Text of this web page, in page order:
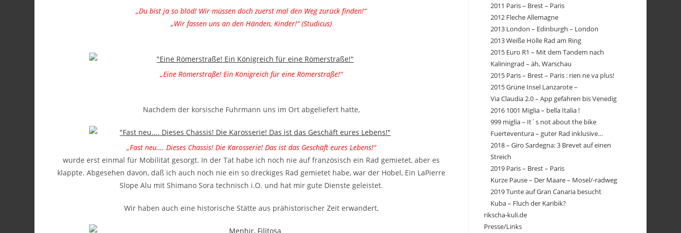
„Du bist ja so blöd! Wir müssen doch zuerst mal den Weg zurück finden!“
„Wir fassen uns an den Händen, Kinder!“ (Studicus)
„Eine Römerstraße! Ein Königreich für eine Römerstraße!“
Nachdem der korsische Fuhrmann uns im Ort abgeliefert hatte,
„Fast neu…. Dieses Chassis! Die Karosserie! Das ist das Geschäft eures Lebens!“
wurde erst einmal für Mobilität gesorgt. In der Tat habe ich noch nie auf französisch ein Rad gemietet, aber es
klappte. Abgesehen davon, daß ich auch noch nie ein so dreckiges Rad gemietet habe, war der Hobel, Ein LaPierre
Slope Alu mit Shimano Sora technisch i.O. und hat mir gute Dienste geleistet.
Wir haben auch eine historische Stätte aus prähistorischer Zeit erwandert,
2011 Paris – Brest – Paris
2012 Fleche Allemagne
2013 London – Edinburgh – London
2013 Weiße Hölle Rad am Ring
2015 Euro R1 – Mit dem Tandem nach
Kaliningrad – äh, Warschau
2015 Paris – Brest – Paris : rien ne va plus!
2015 Grüne Insel Lanzarote –
Via Claudia 2.0 – App gefahren bis Venedig
2016 1001 Miglia – bella Italia !
999 miglia – It´s not about the bike
Fuerteventura – guter Rad inklusive…
2018 – Giro Sardegna: 3 Brevet auf einen
Streich
2019 Paris – Brest – Paris
Kurze Pause – Der Maare – Mosel/-radweg
2019 Tunte auf Gran Canaria besucht
Kuba – Fluch der Karibik?
rikscha-kuli.de
Presse/Links